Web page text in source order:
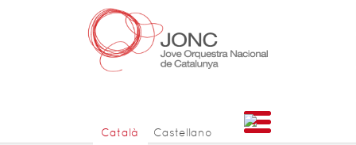
Català
Castellano